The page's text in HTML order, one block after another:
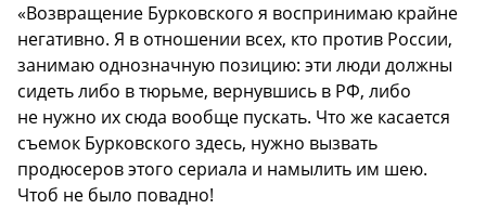
«Возвращение Бурковского я воспринимаю крайне
негативно. Я в отношении всех, кто против России,
занимаю однозначную позицию: эти люди должны
сидеть либо в тюрьме, вернувшись в РФ, либо
не нужно их сюда вообще пускать. Что же касается
съемок Бурковского здесь, нужно вызвать
продюсеров этого сериала и намылить им шею.
Чтоб не было повадно!